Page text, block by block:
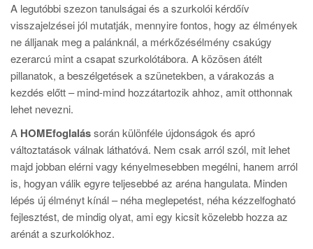
A legutóbbi szezon tanulságai és a szurkolói kérdőív
visszajelzései jól mutatják, mennyire fontos, hogy az élmények
ne álljanak meg a palánknál, a mérkőzésélmény csakúgy
ezerarcú mint a csapat szurkolótábora. A közösen átélt
pillanatok, a beszélgetések a szünetekben, a várakozás a
kezdés előtt – mind-mind hozzátartozik ahhoz, amit otthonnak
lehet nevezni.
A HOMEfoglalássorán különféle újdonságok és apró
változtatások válnak láthatóvá. Nem csak arról szól, mit lehet
majd jobban elérni vagy kényelmesebben megélni, hanem arról
is, hogyan válik egyre teljesebbé az aréna hangulata. Minden
lépés új élményt kínál – néha meglepetést, néha kézzelfogható
fejlesztést, de mindig olyat, ami egy kicsit közelebb hozza az
arénát a szurkolókhoz.